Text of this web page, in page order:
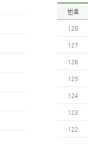
번호
128
127
126
125
124
123
122